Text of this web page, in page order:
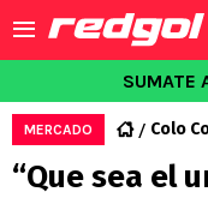
SUMATE
MERCADO Colo
“Que sea el